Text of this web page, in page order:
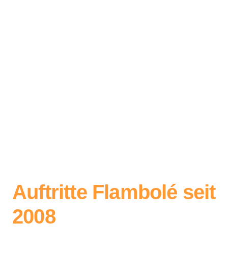
Auftritte Flambolé seit
2008